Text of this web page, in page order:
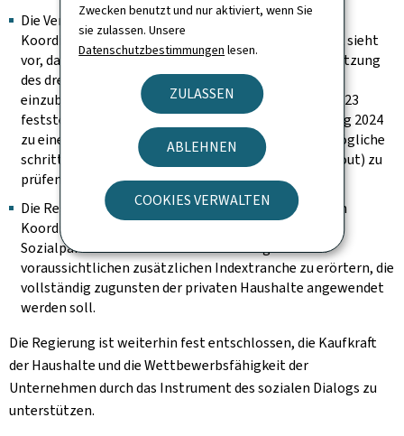
Zwecken benutzt und nur aktiviert, wenn Sie
sie zulassen. Unsere
Datenschutzbestimmungen lesen.
ZULASSEN
ABLEHNEN
COOKIES VERWALTEN
Die Vereinbarung des dreiparteilichen
Koordinierungsausschusses vom 28. September 2022 sieht
vor, dass sich die Regierung verpflichtet, eine neue Sitzung
des dreiparteilichen Koordinierungsausschusses
einzuberufen, falls das Statec im Laufe des Jahres 2023
feststellt, dass ein Auslaufen der Maßnahmen Anfang 2024
zu einem Inflationsschock führen würde, um eine mögliche
schrittweise Beendigung der Maßnahmen (phasing out) zu
prüfen und vorzubereiten.
Die Regierung wird diese Sitzung des dreiparteilichen
Koordinierungsausschusses nutzen, um mit den
Sozialpartnern die Modalitäten des Ausgleichs der
voraussichtlichen zusätzlichen Indextranche zu erörtern, die
vollständig zugunsten der privaten Haushalte angewendet
werden soll.
Die Regierung ist weiterhin fest entschlossen, die Kaufkraft
der Haushalte und die Wettbewerbsfähigkeit der
Unternehmen durch das Instrument des sozialen Dialogs zu
unterstützen.